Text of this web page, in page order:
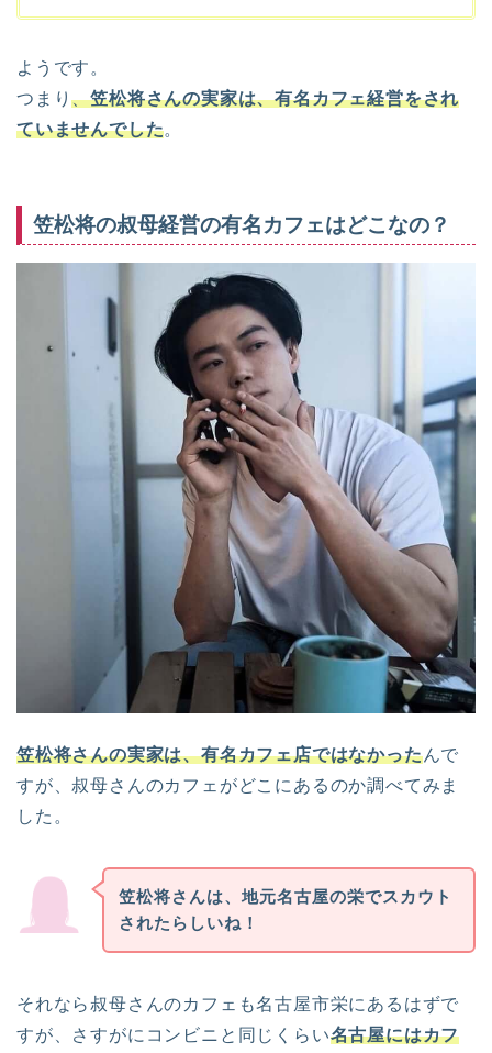
ようです。
つまり、笠松将さんの実家は、有名カフェ経営をされ
ていませんでした。
笠松将の叔母経営の有名カフェはどこなの？
笠松将さんの実家は、有名カフェ店ではなかったんで
すが、叔母さんのカフェがどこにあるのか調べてみま
した。
笠松将さんは、地元名古屋の栄でスカウト
されたらしいね！
それなら叔母さんのカフェも名古屋市栄にあるはずで
すが、さすがにコンビニと同じくらい名古屋にはカフ